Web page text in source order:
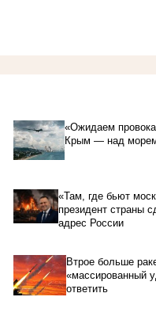
«Ожидаем
Крым — над морем
«Там, где бьют
президент страны
адрес России
Втрое больше
«массированный
ответить